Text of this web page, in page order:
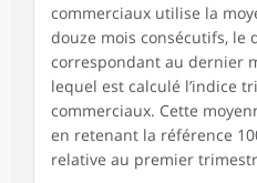
commerciaux utilise la
douze mois consécutifs, le
correspondant au dernier
lequel est calculé l’indice
commerciaux. Cette
en retenant la référence
relative au premier